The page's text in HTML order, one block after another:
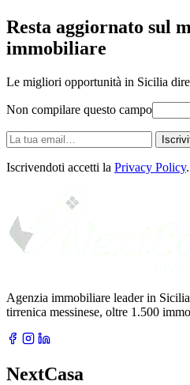
Resta aggiornato sul
immobiliare
Le migliori opportunità in Sicilia
Non compilare questo campo
La
tua
email
Iscrivendoti accetti la Privacy Policy
Agenzia immobiliare leader in
tirrenica messinese, oltre 1.500
NextCasa